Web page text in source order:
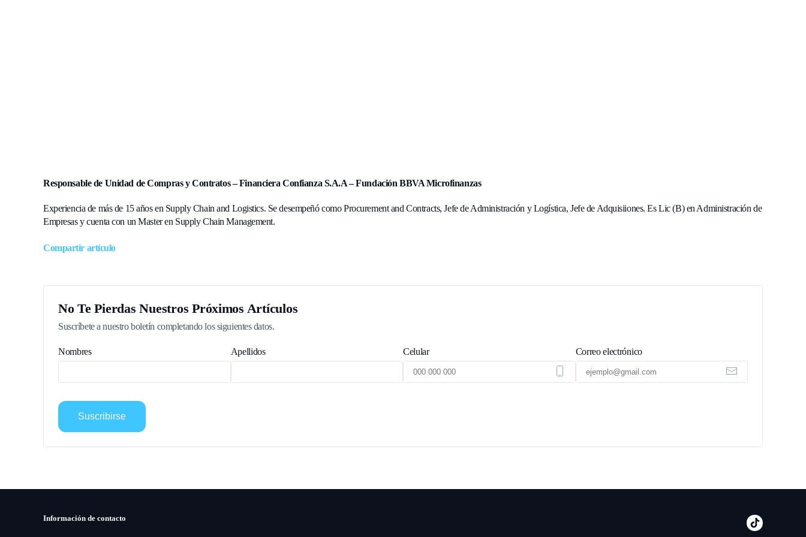
Responsable de Unidad de Compras y Contratos– Financiera Confianza S.A.A – Fundación BBVA Microfinanzas
Experiencia de más de 15 años en Supply Chain and Logistics. Se desempeñó como Procurement and Contracts, Jefe de Administración y Logística, Jefe de Adquisiiones. Es Lic (B) en Administración de
Empresas y cuenta con un Master en Supply Chain Management.
Compartir artículo
No Te Pierdas Nuestros Próximos Artículos
Suscríbete a nuestro boletín completando los siguientes datos.
Nombres Apellidos Celular Correo electrónico
Suscribirse
Información de contacto